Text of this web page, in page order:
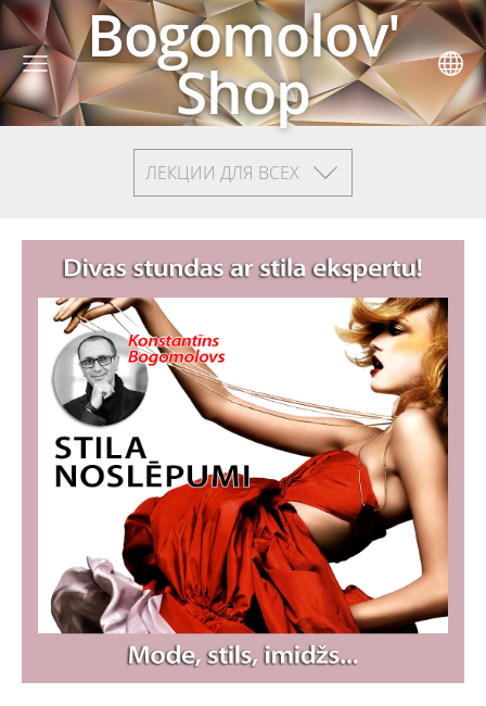
Bogomolov'
Shop
ЛЕКЦИИ ДЛЯ ВСЕХ